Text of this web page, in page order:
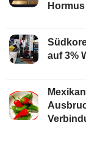
Hormus
auf 3%